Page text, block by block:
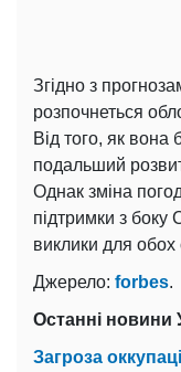
Згідно з
розпочнеться
Від того, як вона
подальший
Однак зміна
підтримки з
виклики для обох
Джерело: forbes.
Останні новини
Загроза